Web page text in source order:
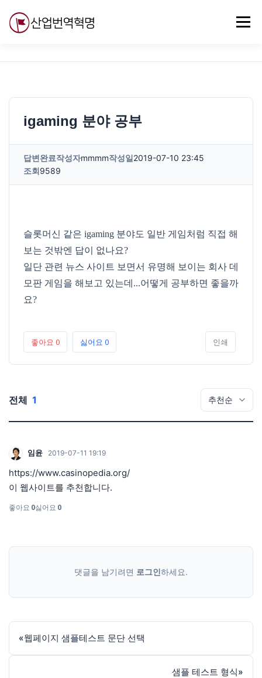
메뉴
igaming 분야 공부
답변완료작성자mmmm작성일2019-07-10 23:45
조회9589
슬롯머신 같은 igaming 분야도 일반 게임처럼 직접 해
보는 것밖엔 답이 없나요?
일단 관련 뉴스 사이트 보면서 유명해 보이는 회사 데
모판 게임을 해보고 있는데...어떻게 공부하면 좋을까
요?
좋아요 0 싫어요 0 인쇄
전체 1
임윤 2019-07-11 19:19
https://www.casinopedia.org/
이 웹사이트를 추천합니다.
좋아요 0싫어요 0
댓글을 남기려면 로그인하세요.
«웹페이지 샘플테스트 문단 선택
샘플 테스트 형식»